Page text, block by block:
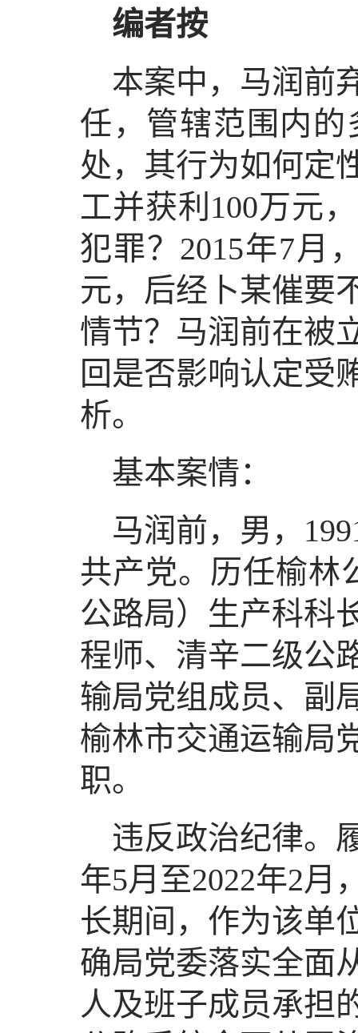
编者按
本案中，马润前
任，管辖范围内
处，其行为如何定
工并获利100万元
犯罪？2015年7月
元，后经卜某催要
情节？马润前在被
回是否影响认定受
析。
基本案情：
马润前，男，
共产党。历任榆林
公路局）生产科科
程师、清辛二级公
输局党组成员、副
榆林市交通运输局
职。
违反政治纪律。
年5月至2022年2月
长期间，作为该单
确局党委落实全面
人及班子成员承担